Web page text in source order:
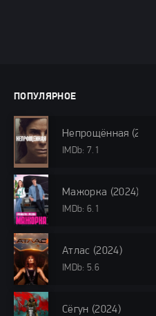
ПОПУЛЯРНОЕ
Непрощённая (2024)
IMDb: 7.1
Мажорка (2024)
IMDb: 6.1
Атлас (2024)
IMDb: 5.6
Сёгун (2024)